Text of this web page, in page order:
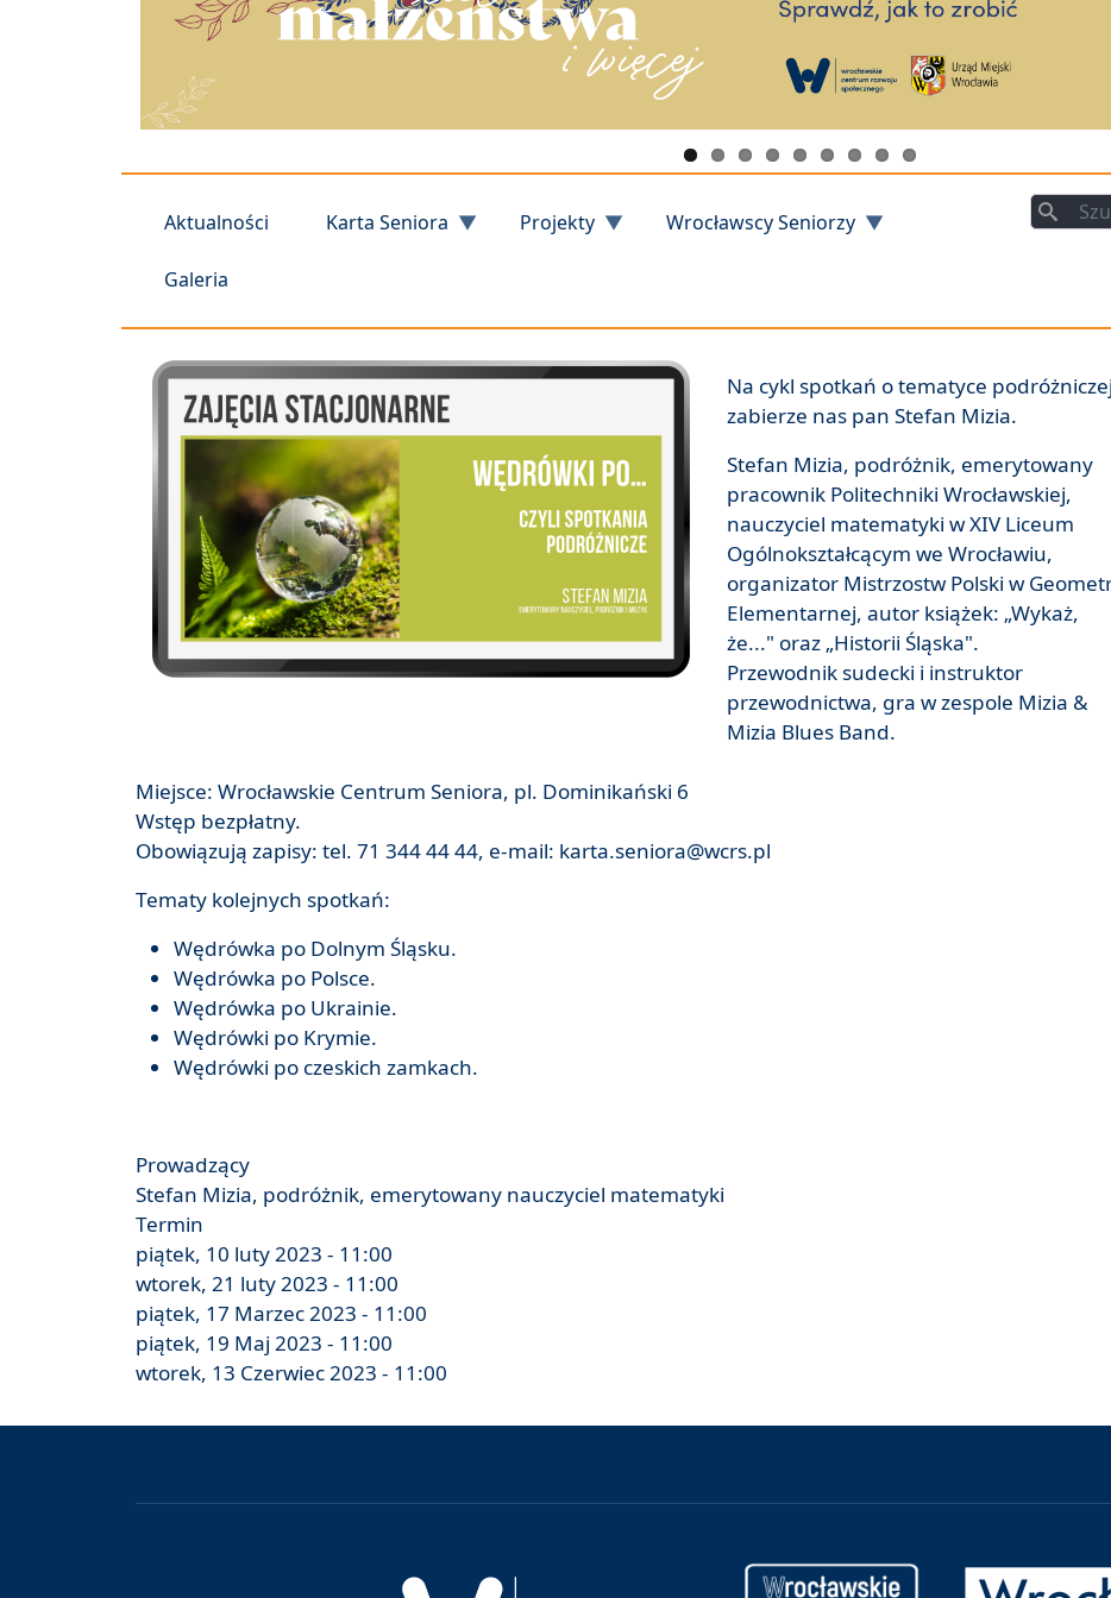
Aktualności Karta Seniora Projekty Wrocławscy Seniorzy
Galeria
Szukaj
Na cykl spotkań o tematyce podróżniczej
zabierze nas pan Stefan Mizia.
Stefan Mizia, podróżnik, emerytowany
pracownik Politechniki Wrocławskiej,
nauczyciel matematyki w XIV Liceum
Ogólnokształcącym we Wrocławiu,
organizator Mistrzostw Polski w
Elementarnej, autor książek: „Wykaż,
że..." oraz „Historii Śląska".
Przewodnik sudecki i instruktor
przewodnictwa, gra w zespole Mizia &
Mizia Blues Band.
Miejsce: Wrocławskie Centrum Seniora, pl. Dominikański 6
Wstęp bezpłatny.
Obowiązują zapisy: tel. 71 344 44 44, e-mail: karta.seniora@wcrs.pl
Tematy kolejnych spotkań:
Wędrówka po Dolnym Śląsku.
Wędrówka po Polsce.
Wędrówka po Ukrainie.
Wędrówki po Krymie.
Wędrówki po czeskich zamkach.
Prowadzący
Stefan Mizia, podróżnik, emerytowany nauczyciel matematyki
Termin
piątek, 10 luty 2023 - 11:00
wtorek, 21 luty 2023 - 11:00
piątek, 17 Marzec 2023 - 11:00
piątek, 19 Maj 2023 - 11:00
wtorek, 13 Czerwiec 2023 - 11:00